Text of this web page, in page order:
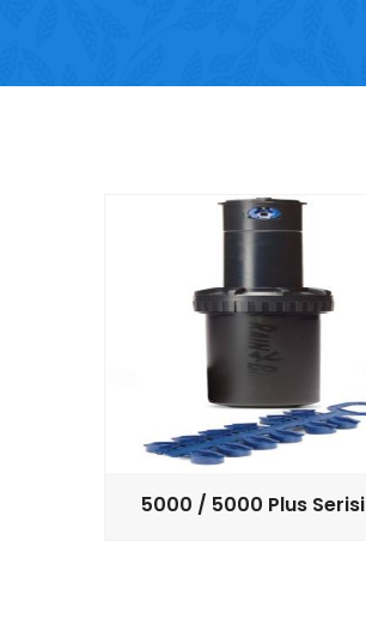
5000 / 5000 Plus Serisi